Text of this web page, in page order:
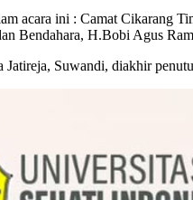
acara ini : Camat Cikarang
Bendahara, H.Bobi Agus
Jatireja, Suwandi, diakhir